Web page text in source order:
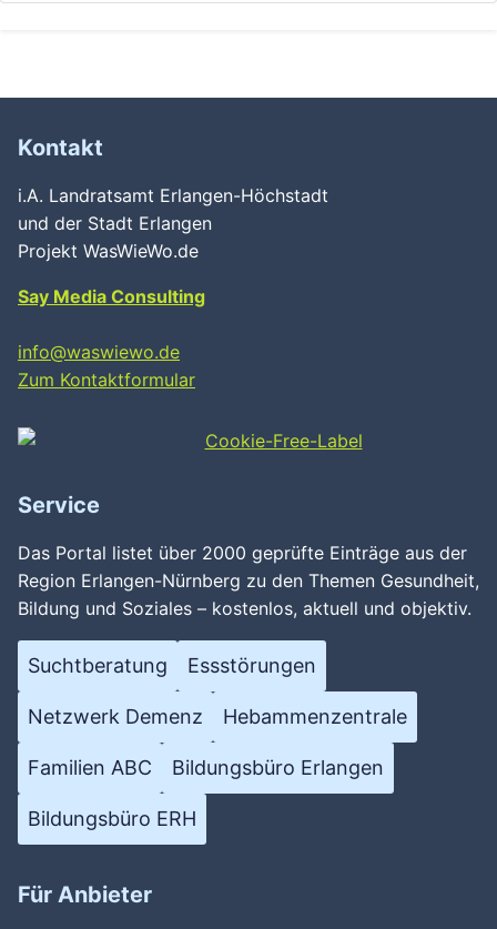
Kontakt
i.A. Landratsamt Erlangen-Höchstadt
und der Stadt Erlangen
Projekt WasWieWo.de
Say Media Consulting
info@waswiewo.de
Zum Kontaktformular
Service
Das Portal listet über 2000 geprüfte Einträge aus der
Region Erlangen-Nürnberg zu den Themen Gesundheit,
Bildung und Soziales – kostenlos, aktuell und objektiv.
Suchtberatung Essstörungen
Netzwerk Demenz Hebammenzentrale
Familien ABC Bildungsbüro Erlangen
Bildungsbüro ERH
Für Anbieter